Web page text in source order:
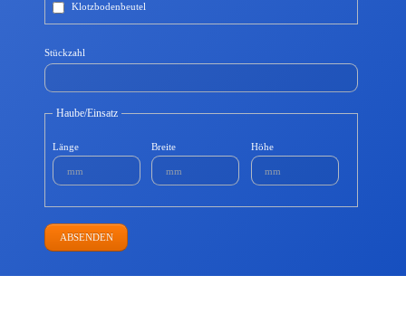
Klotzbodenbeutel
Stückzahl
Haube/Einsatz
Länge Breite Höhe
ABSENDEN